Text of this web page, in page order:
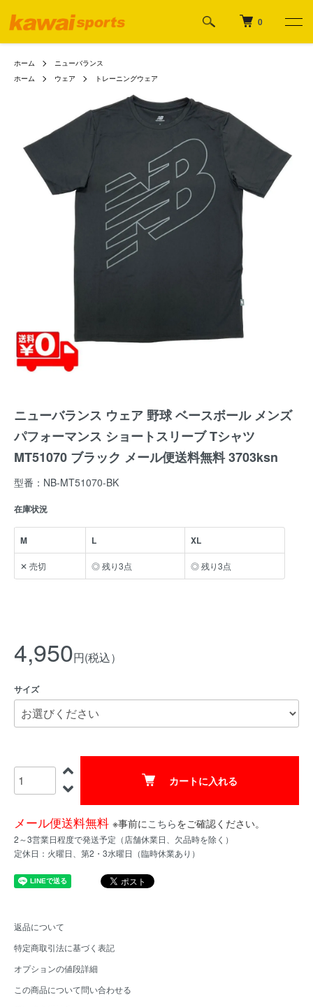
0
ホーム
ニューバランス
ホーム
ウェア トレーニングウェア
ニューバランス ウェア 野球 ベースボール メンズ
パフォーマンス ショートスリーブ Tシャツ
MT51070 ブラック メール便送料無料 3703ksn
型番：NB-MT51070-BK
在庫状況
4,950円(税込）
サイズ
カートに入れる
メール便送料無料 ※事前に こちらをご確認ください。
2～3営業日程度で発送予定（店舗休業日、欠品時を除く）
定休日：火曜日、第2・3水曜日（臨時休業あり）
返品について
特定商取引法に基づく表記
オプションの値段詳細
この商品について問い合わせる